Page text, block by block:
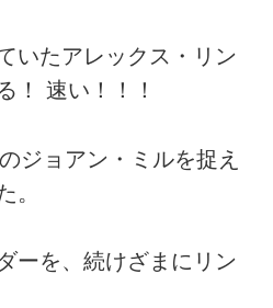
いたアレックス・リン
！ 速い！！！
ジョアン・ミルを捉え
。
ーを、続けざまにリン